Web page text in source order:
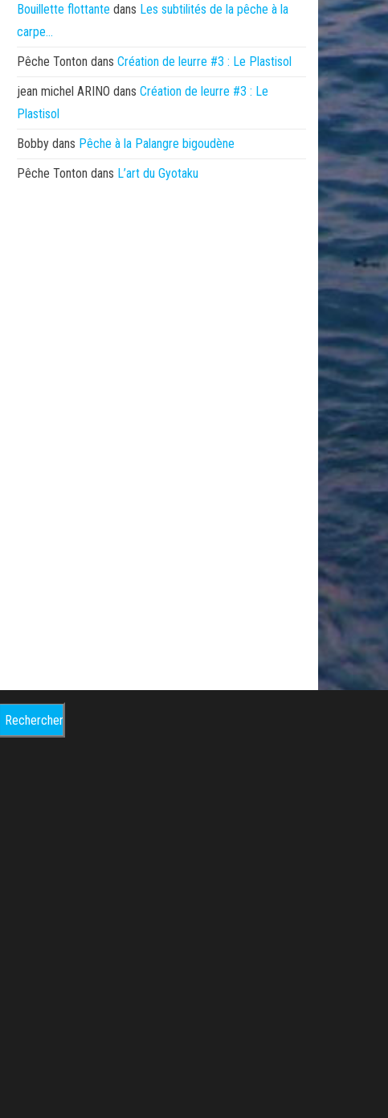
Bouillette flottante dans Les subtilités de la pêche à la
carpe…
Pêche Tonton dans Création de leurre #3 : Le Plastisol
jean michel ARINO dans Création de leurre #3 : Le
Plastisol
Bobby dans Pêche à la Palangre bigoudène
Pêche Tonton dans L’art du Gyotaku